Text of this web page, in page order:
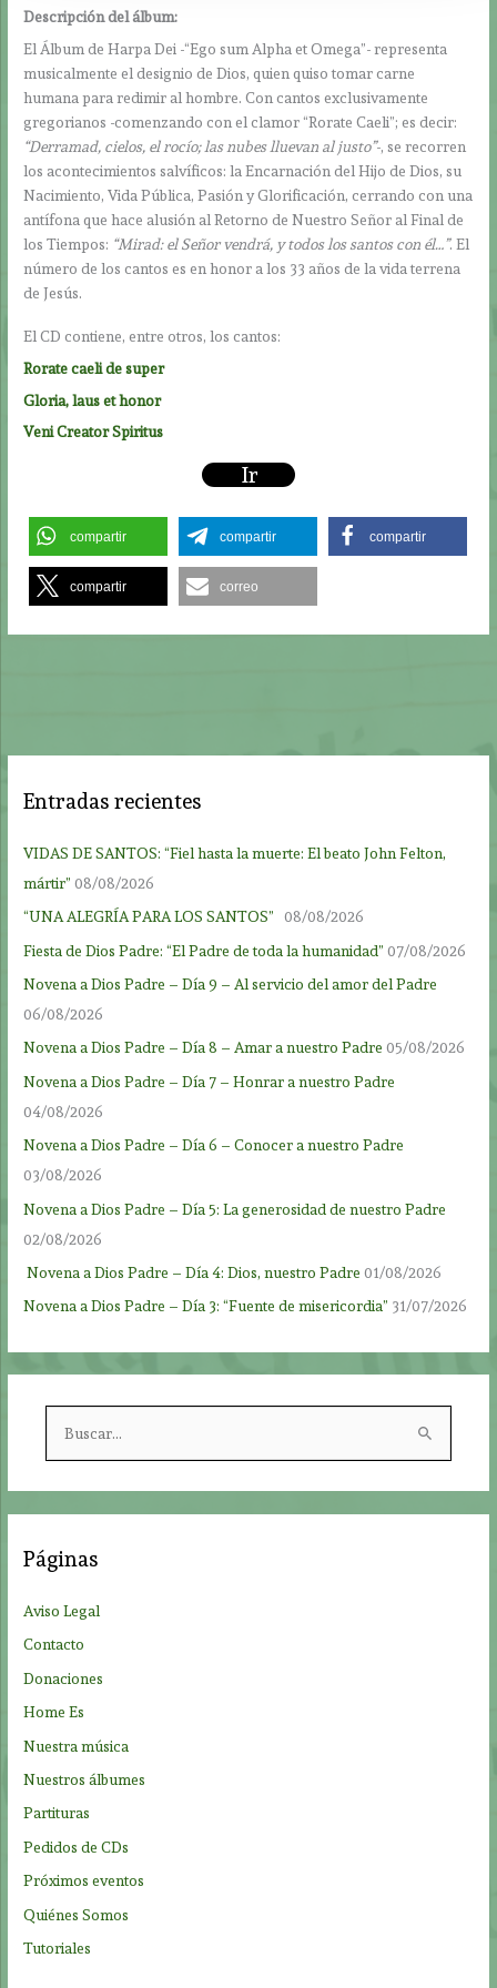
Descripción del álbum:
El Álbum de Harpa Dei -“Ego sum Alpha et Omega”- representa
musicalmente el designio de Dios, quien quiso tomar carne
humana para redimir al hombre. Con cantos exclusivamente
gregorianos -comenzando con el clamor “Rorate Caeli”; es decir:
“Derramad, cielos, el rocío; las nubes lluevan al justo”-, se recorren
los acontecimientos salvíficos: la Encarnación del Hijo de Dios, su
Nacimiento, Vida Pública, Pasión y Glorificación, cerrando con una
antífona que hace alusión al Retorno de Nuestro Señor al Final de
los Tiempos: “Mirad: el Señor vendrá, y todos los santos con él…”. El
número de los cantos es en honor a los 33 años de la vida terrena
de Jesús.
El CD contiene, entre otros, los cantos:
Rorate caeli de super
Gloria, laus et honor
Veni Creator Spiritus
Ir
compartir compartir compartir
compartir correo
Entradas recientes
VIDAS DE SANTOS: “Fiel hasta la muerte: El beato John Felton,
mártir” 08/08/2026
“UNA ALEGRÍA PARA LOS SANTOS”
08/08/2026
Fiesta de Dios Padre: “El Padre de toda la humanidad” 07/08/2026
Novena a Dios Padre – Día 9 – Al servicio del amor del Padre
06/08/2026
Novena a Dios Padre – Día 8 – Amar a nuestro Padre 05/08/2026
Novena a Dios Padre – Día 7 – Honrar a nuestro Padre
04/08/2026
Novena a Dios Padre – Día 6 – Conocer a nuestro Padre
03/08/2026
Novena a Dios Padre – Día 5: La generosidad de nuestro Padre
02/08/2026
Novena a Dios Padre – Día 4: Dios, nuestro Padre 01/08/2026
Novena a Dios Padre – Día 3: “Fuente de misericordia” 31/07/2026
r
:
Páginas
Aviso Legal
Contacto
Donaciones
Home Es
Nuestra música
Nuestros álbumes
Partituras
Pedidos de CDs
Próximos eventos
Quiénes Somos
Tutoriales